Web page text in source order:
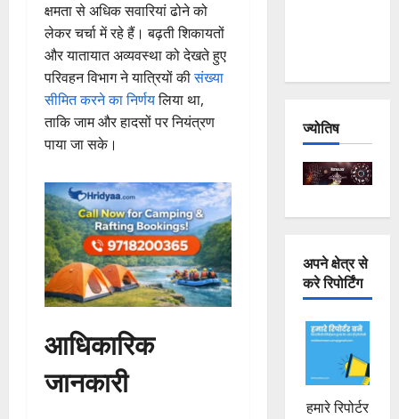
क्षमता से अधिक सवारियां ढोने को
लेकर चर्चा में रहे हैं। बढ़ती शिकायतों
और यातायात अव्यवस्था को देखते हुए
परिवहन विभाग ने यात्रियों कीसंख्या
सीमित करने का निर्णयलिया था,
ताकि जाम और हादसों पर नियंत्रण
पाया जा सके।
आधिकारिक
जानकारी
ज्योतिष
अपने क्षेत्र से
करे रिपोर्टिंग
हमारे रिपोर्टर